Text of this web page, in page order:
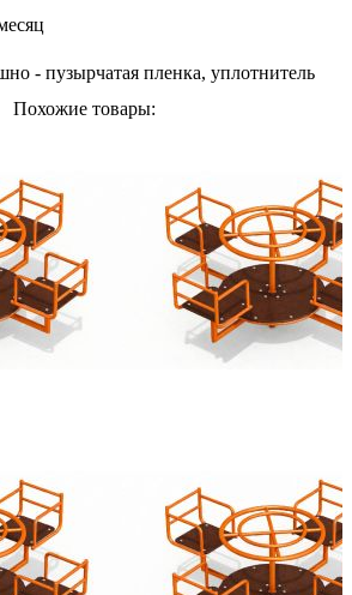
- пузырчатая пленка, уплотнитель
Похожие товары: